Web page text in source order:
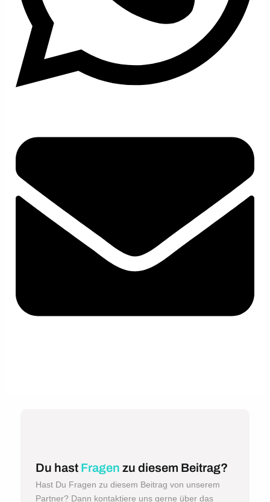
Du hast Fragen zu diesem Beitrag?
Hast Du Fragen zu diesem Beitrag von unserem
Partner? Dann kontaktiere uns gerne über das